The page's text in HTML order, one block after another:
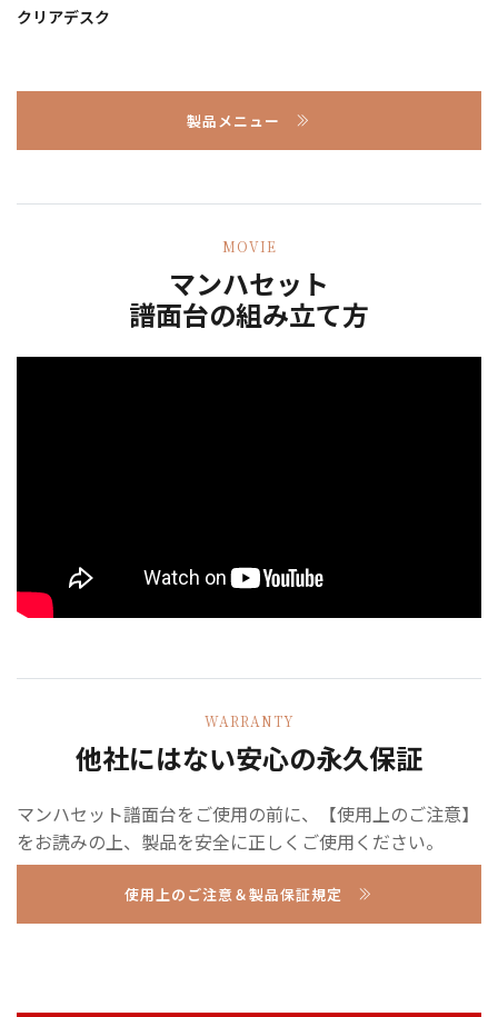
クリアデスク
製品メニュー
MOVIE
マンハセット
譜面台の組み立て方
WARRANTY
他社にはない安心の永久保証
マンハセット譜面台をご使用の前に、【使用上のご注意】
をお読みの上、製品を安全に正しくご使用ください。
使用上のご注意＆製品保証規定